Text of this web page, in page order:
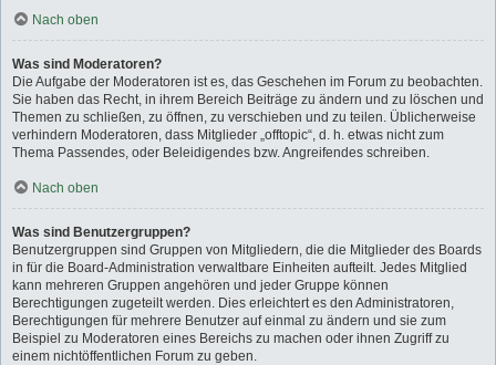
Nach oben
Was sind Moderatoren?
Die Aufgabe der Moderatoren ist es, das Geschehen im Forum zu beobachten.
Sie haben das Recht, in ihrem Bereich Beiträge zu ändern und zu löschen und
Themen zu schließen, zu öffnen, zu verschieben und zu teilen. Üblicherweise
verhindern Moderatoren, dass Mitglieder „offtopic“, d. h. etwas nicht zum
Thema Passendes, oder Beleidigendes bzw. Angreifendes schreiben.
Nach oben
Was sind Benutzergruppen?
Benutzergruppen sind Gruppen von Mitgliedern, die die Mitglieder des Boards
in für die Board-Administration verwaltbare Einheiten aufteilt. Jedes Mitglied
kann mehreren Gruppen angehören und jeder Gruppe können
Berechtigungen zugeteilt werden. Dies erleichtert es den Administratoren,
Berechtigungen für mehrere Benutzer auf einmal zu ändern und sie zum
Beispiel zu Moderatoren eines Bereichs zu machen oder ihnen Zugriff zu
einem nichtöffentlichen Forum zu geben.